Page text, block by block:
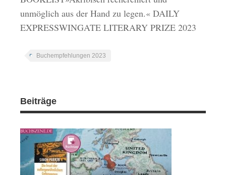
unmöglich aus der Hand zu legen.« DAILY
EXPRESSWINGATE LITERARY PRIZE 2023
Buchempfehlungen 2023
Beiträge